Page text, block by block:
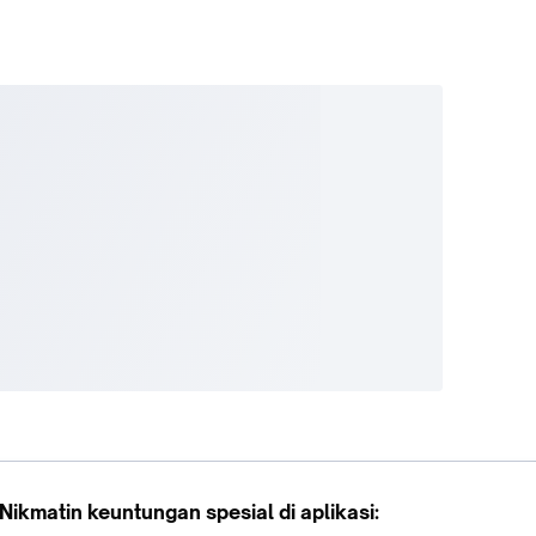
Nikmatin keuntungan spesial di aplikasi: